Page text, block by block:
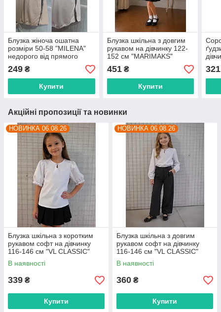
Блузка жіноча ошатна
розміри 50-58 "MILENA"
недорого від прямого
постачальника
249 ₴
Купити
Блузка шкільна з довгим
рукавом на дівчинку 122-
152 см "MARIMAKS"
купити недорого від
прямого постачальника
451₴
Купити
321
Акційні пропозиції та новинки
НОВИНКА 06.08.26
Блузка шкільна з коротким
рукавом софт на дівчинку
116-146 см "VL CLASSIC"
недорого від прямого
постачальника
В наявності
339 ₴
Купити
НОВИНКА 06.08.26
Блузка шкільна з довгим
рукавом софт на дівчинку
116-146 см "VL CLASSIC"
недорого від прямого
постачальника
В наявності
360 ₴
Купити